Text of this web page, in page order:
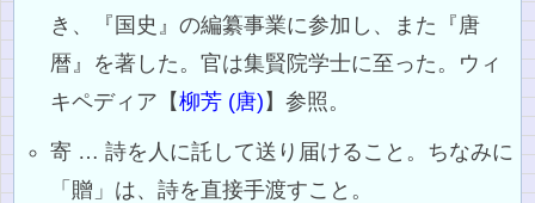
き、『国史』の編纂事業に参加し、また『唐
暦』を著した。官は集賢院学士に至った。ウィ
キペディア【柳芳 (唐) 】参照。
寄 … 詩を人に託して送り届けること。ちなみに
「贈」は、詩を直接手渡すこと。